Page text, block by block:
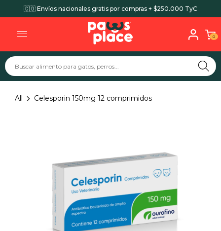
🇨🇴 Envíos nacionales gratis por compras + $250.000 TyC
0
All Celesporin 150mg 12 comprimidos